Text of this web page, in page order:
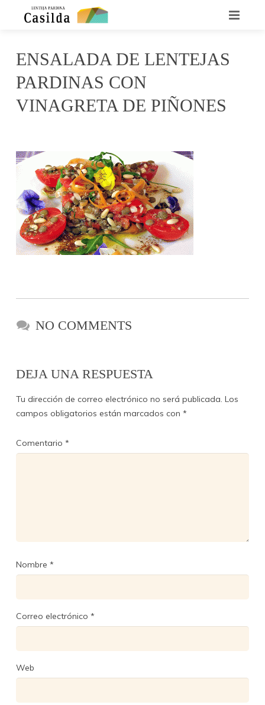
LA LENTEJA CASILDA
DÓNDE ENCONTRARNOS
CONTACTO
NOTICIAS
ENSALADA DE LENTEJAS
PARDINAS CON
VINAGRETA DE PIÑONES
NO COMMENTS
DEJA UNA RESPUESTA
Tu dirección de correo electrónico no será publicada. Los
campos obligatorios están marcados con *
Comentario *
Nombre *
Correo electrónico *
Web